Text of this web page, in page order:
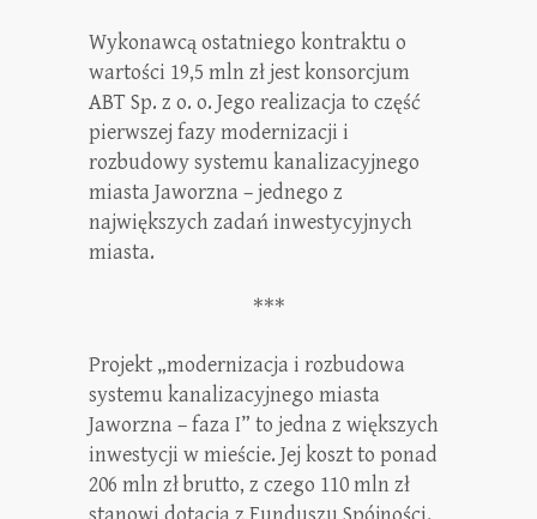
Wykonawcą ostatniego kontraktu o
wartości 19,5 mln zł jest konsorcjum
ABT Sp. z o. o. Jego realizacja to część
pierwszej fazy modernizacji i
rozbudowy systemu kanalizacyjnego
miasta Jaworzna – jednego z
największych zadań inwestycyjnych
miasta.
***
Projekt „modernizacja i rozbudowa
systemu kanalizacyjnego miasta
Jaworzna – faza I” to jedna z większych
inwestycji w mieście. Jej koszt to ponad
206 mln zł brutto, z czego 110 mln zł